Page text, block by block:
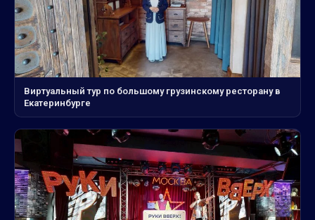
Виртуальный тур по большому грузинскому ресторану в
Екатеринбурге